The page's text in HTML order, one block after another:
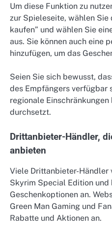
Um diese Funktion zu
zur Spieleseite, wählen Sie
kaufen” und wählen Sie
aus. Sie können auch eine
hinzufügen, um das
Seien Sie sich bewusst,
des Empfängers verfügbar
regionale Einschränkungen
durchsetzt.
Drittanbieter-Händler,
anbieten
Viele Drittanbieter-Händler
Skyrim Special Edition und
Geschenkoptionen an.
Green Man Gaming und
Rabatte und Aktionen an.